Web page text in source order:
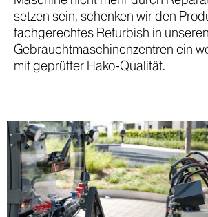
setzen sein, schenken wir den
fachgerechtes Refurbish in unseren
Gebrauchtmaschinenzentren ein
mit geprüfter Hako-Qualität.